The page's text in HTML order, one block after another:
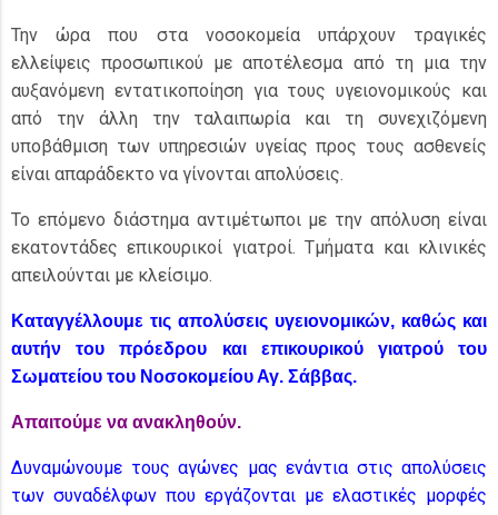
Την ώρα που στα νοσοκομεία υπάρχουν τραγικές
ελλείψεις προσωπικού με αποτέλεσμα από τη μια την
αυξανόμενη εντατικοποίηση για τους υγειονομικούς και
από την άλλη την ταλαιπωρία και τη συνεχιζόμενη
υποβάθμιση των υπηρεσιών υγείας προς τους ασθενείς
είναι απαράδεκτο να γίνονται απολύσεις.
Το επόμενο διάστημα αντιμέτωποι με την απόλυση είναι
εκατοντάδες επικουρικοί γιατροί. Τμήματα και κλινικές
απειλούνται με κλείσιμο.
Καταγγέλλουμε τις απολύσεις υγειονομικών, καθώς και
αυτήν του πρόεδρου και επικουρικού γιατρού του
Σωματείου του Νοσοκομείου Αγ. Σάββας.
Απαιτούμε να ανακληθούν.
Δυναμώνουμε τους αγώνες μας ενάντια στις απολύσεις
των συναδέλφων που εργάζονται με ελαστικές μορφές